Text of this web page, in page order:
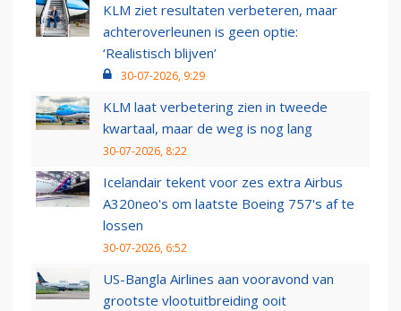
KLM ziet resultaten verbeteren, maar
achteroverleunen is geen optie:
‘Realistisch blijven’
30-07-2026, 9:29
KLM laat verbetering zien in tweede
kwartaal, maar de weg is nog lang
30-07-2026, 8:22
Icelandair tekent voor zes extra Airbus
A320neo's om laatste Boeing 757's af te
lossen
30-07-2026, 6:52
US-Bangla Airlines aan vooravond van
grootste vlootuitbreiding ooit